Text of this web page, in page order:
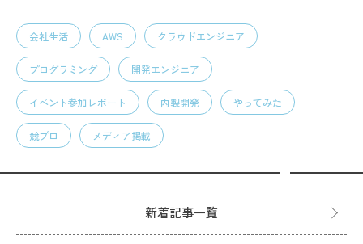
会社生活 AWS クラウドエンジニア
プログラミング 開発エンジニア
イベント参加レポート 内製開発 やってみた
競プロ メディア掲載
新着記事一覧